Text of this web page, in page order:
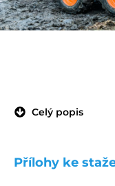
Celý popis
Přílohy ke